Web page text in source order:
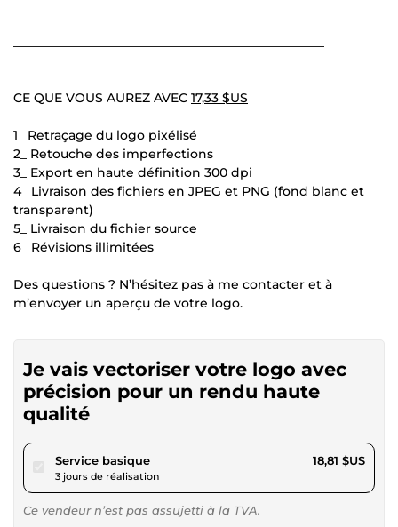
CE QUE VOUS AUREZ AVEC 17,33 $US
1_ Retraçage du logo pixélisé
2_ Retouche des imperfections
3_ Export en haute définition 300 dpi
4_ Livraison des fichiers en JPEG et PNG (fond blanc et
transparent)
5_ Livraison du fichier source
6_ Révisions illimitées
Des questions ? N’hésitez pas à me contacter et à
m’envoyer un aperçu de votre logo.
Je vais vectoriser votre logo avec
précision pour un rendu haute
qualité
Service basiquepour 17,33 $US
3 jours de réalisation
18,81 $US
Ce vendeur n’est pas assujetti à la TVA.